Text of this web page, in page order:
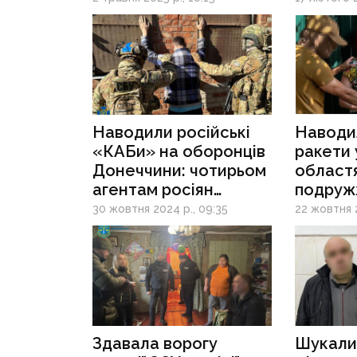
довічне за роботу
на росіян
Наводили російські
«КАБи» на оборонців
Донеччини: чотирьом
агентам росіян
загрожує довічне
30 жовтня 2024 р., 09:35
ракети
з
за
з
22 жовтня
Здавала ворогу
Шукали